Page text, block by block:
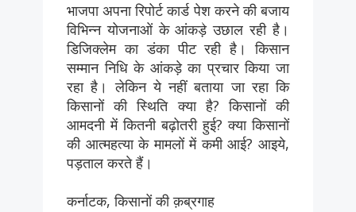
भाजपा अपना रिपोर्ट कार्ड पेश करने की बजाय
विभिन्न योजनाओं के आंकड़े उछाल रही है।
डिजिक्लेम का डंका पीट रही है। किसान
सम्मान निधि के आंकड़े का प्रचार किया जा
रहा है। लेकिन ये नहीं बताया जा रहा कि
किसानों की स्थिति क्या है? किसानों की
आमदनी में कितनी बढ़ोतरी हुई? क्या किसानों
की आत्महत्या के मामलों में कमी आई? आइये,
पड़ताल करते हैं।
कर्नाटक, किसानों की क़ब्रगाह